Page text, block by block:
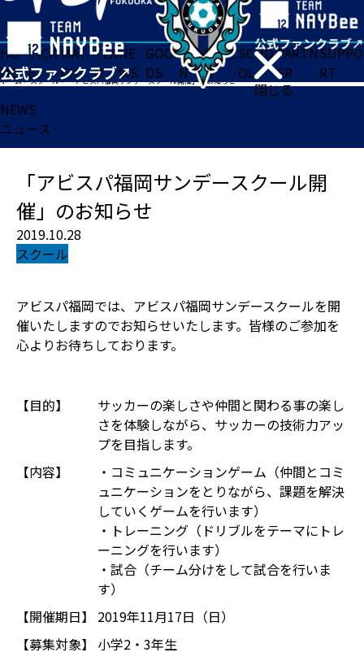
閉じる
HO
ME
TICK
ET
MAT
CH
TEA
M
NE
WS
GOO
DS
FA
N
ACADE
MY
SCHO
OL
PARTN
ER
SUPPO
RT
ホーム>スクール>「アビスパ福岡サンデースクール開催」のお知らせ
NEWS
ニュース
「アビスパ福岡サンデースクール開
催」のお知らせ
2019.10.28
スクール
アビスパ福岡では、アビスパ福岡サンデースクールを開
催いたしますのでお知らせいたします。皆様のご参加を
心よりお待ちしております。
【目的】
サッカーの楽しさや仲間と関わる事の楽し
さを体験しながら、サッカーの技術力アッ
プを目指します。
【内容】
・コミュニケーションゲーム（仲間とコミ
ュニケーションをとりながら、課題を解決
していくゲームを行います）
・トレーニング（ドリブルをテーマにトレ
ーニングを行います）
・試合（チーム分けをして試合を行いま
す）
【開催期日】
2019年11月17日（日）
【募集対象】
小学2・3年生